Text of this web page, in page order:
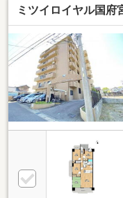
ト飼育可能(細
替】全室クロ
フロアタイル
ート稲沢下津
住まい探し
詳細・ご相談
ミツイロイヤル国府